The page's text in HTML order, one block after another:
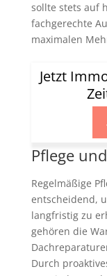
sollte stets auf
fachgerechte
maximalen
Jetzt
Pflege
Regelmäßige
entscheidend,
langfristig zu
gehören die
Durch